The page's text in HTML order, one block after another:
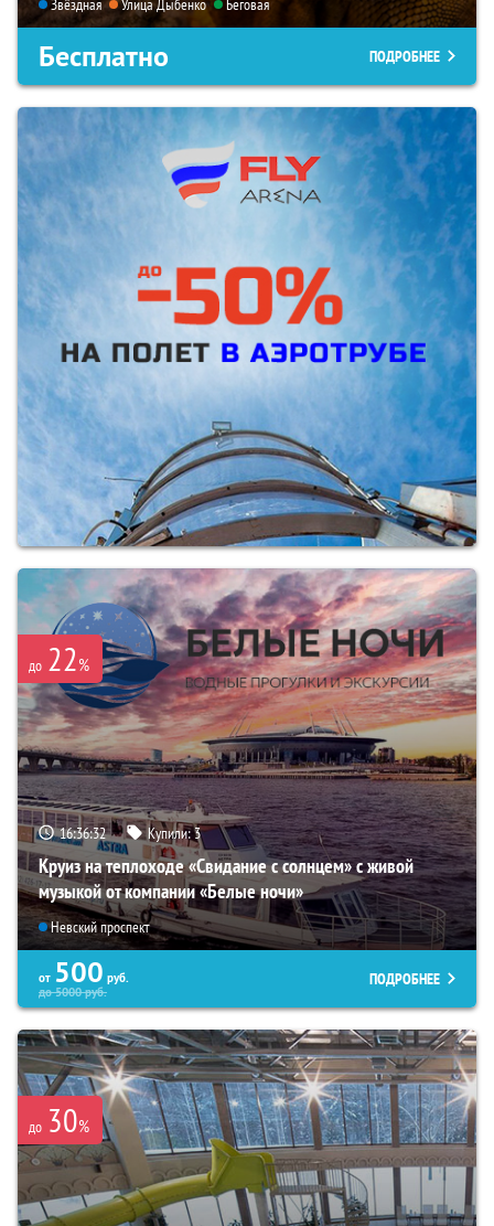
Звёздная Улица Дыбенко Беговая
Бесплатно ПОДРОБНЕЕ
до 22%
16:36:31 Купили:3
Круиз на теплоходе «Свидание с солнцем» с живой
музыкой от компании «Белые ночи»
Невский проспект
от 500 руб.
до5000руб.
ПОДРОБНЕЕ
до 30%